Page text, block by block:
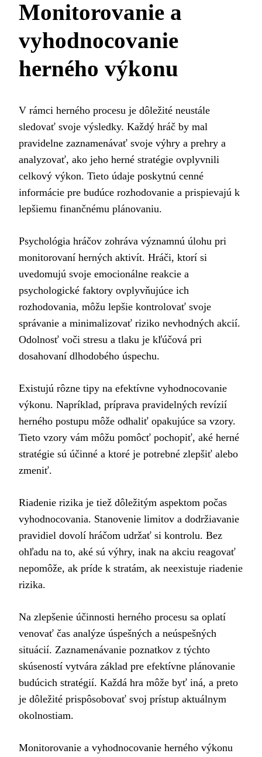
Monitorovanie a
vyhodnocovanie
herného výkonu
V rámci herného procesu je dôležité neustále
sledovať svoje výsledky. Každý hráč by mal
pravidelne zaznamenávať svoje výhry a prehry a
analyzovať, ako jeho herné stratégie ovplyvnili
celkový výkon. Tieto údaje poskytnú cenné
informácie pre budúce rozhodovanie a prispievajú k
lepšiemu finančnému plánovaniu.
Psychológia hráčov zohráva významnú úlohu pri
monitorovaní herných aktivít. Hráči, ktorí si
uvedomujú svoje emocionálne reakcie a
psychologické faktory ovplyvňujúce ich
rozhodovania, môžu lepšie kontrolovať svoje
správanie a minimalizovať riziko nevhodných akcií.
Odolnosť voči stresu a tlaku je kľúčová pri
dosahovaní dlhodobého úspechu.
Existujú rôzne tipy na efektívne vyhodnocovanie
výkonu. Napríklad, príprava pravidelných revízií
herného postupu môže odhaliť opakujúce sa vzory.
Tieto vzory vám môžu pomôcť pochopiť, aké herné
stratégie sú účinné a ktoré je potrebné zlepšiť alebo
zmeniť.
Riadenie rizika je tiež dôležitým aspektom počas
vyhodnocovania. Stanovenie limitov a dodržiavanie
pravidiel dovolí hráčom udržať si kontrolu. Bez
ohľadu na to, aké sú výhry, inak na akciu reagovať
nepomôže, ak príde k stratám, ak neexistuje riadenie
rizika.
Na zlepšenie účinnosti herného procesu sa oplatí
venovať čas analýze úspešných a neúspešných
situácií. Zaznamenávanie poznatkov z týchto
skúseností vytvára základ pre efektívne plánovanie
budúcich stratégií. Každá hra môže byť iná, a preto
je dôležité prispôsobovať svoj prístup aktuálnym
okolnostiam.
Monitorovanie a vyhodnocovanie herného výkonu